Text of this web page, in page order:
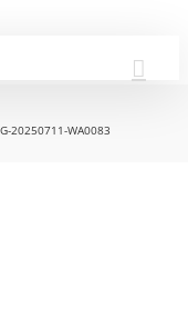
20250711-WA0083